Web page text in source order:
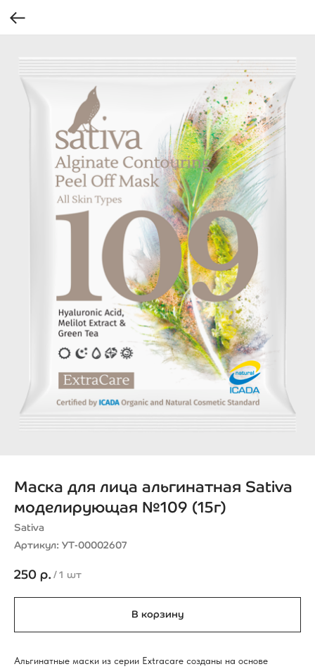
Маска для лица альгинатная Sativa
моделирующая №109 (15г)
Sativa
Артикул: УТ-00002607
250 р. /1 шт
В корзину
Альгинатные маски из серии Extracare созданы на основе